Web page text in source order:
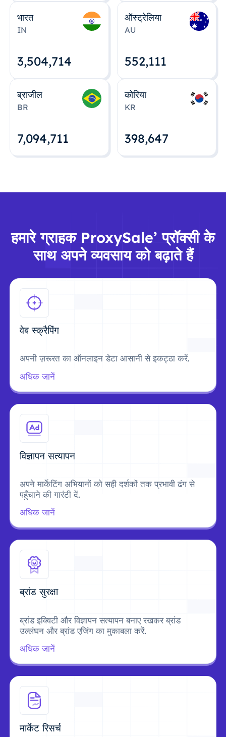
भारत
IN
3,504,715
ऑस्ट्रेलिया
AU
552,112
ब्राजील
BR
7,094,712
कोरिया
KR
398,648
हमारे ग्राहक ProxySale’ प्रॉक्सी के
साथ अपने व्यवसाय को बढ़ाते हैं
वेब स्क्रैपिंग
अपनी ज़रूरत का ऑनलाइन डेटा आसानी से इकट्ठा करें.
अधिक जानें
विज्ञापन सत्यापन
अपने मार्केटिंग अभियानों को सही दर्शकों तक प्रभावी ढंग से
पहुँचाने की गारंटी दें.
अधिक जानें
ब्रांड सुरक्षा
ब्रांड इक्विटी और विज्ञापन सत्यापन बनाए रखकर ब्रांड
उल्लंघन और ब्रांड एजिंग का मुकाबला करें.
अधिक जानें
मार्केट रिसर्च